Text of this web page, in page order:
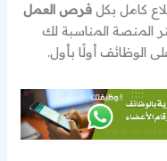
كامل بكلفرص العمل
المنصة المناسبة لك
الوظائف أولًا بأول.